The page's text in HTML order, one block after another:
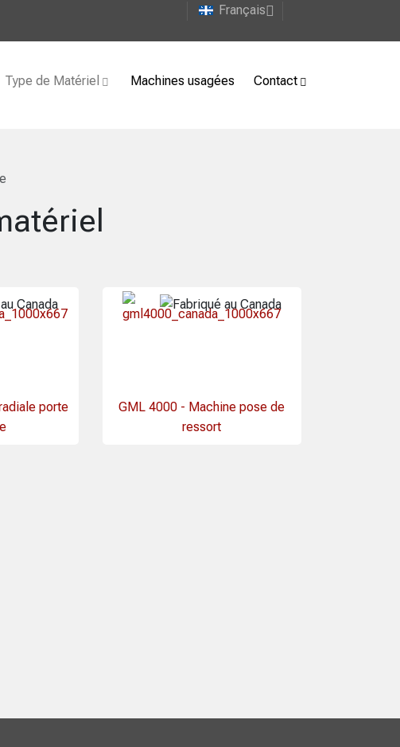
Français
Type de Matériel Machines usagées Contact
porte
GML 4000 - Machine pose de
ressort